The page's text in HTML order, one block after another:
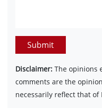
Submit
Disclaimer: The opinions
comments are the
necessarily reflect that of